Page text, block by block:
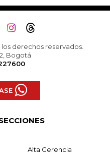
los derechos reservados.
Bogotá
Alta Gerencia